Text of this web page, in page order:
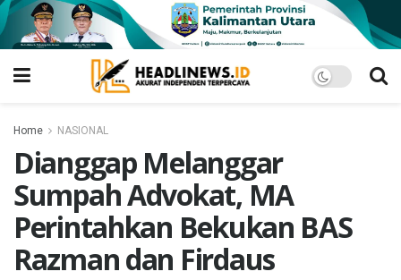
Home NASIONAL
Dianggap Melanggar
Sumpah Advokat, MA
Perintahkan Bekukan BAS
Razman dan Firdaus